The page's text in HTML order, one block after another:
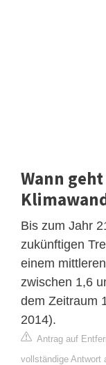
Wann
Bis zum Jahr
zukünftigen
einem
zwischen 1,6
dem Zeitraum
2014).
Antrag auf
vollständige Antwort